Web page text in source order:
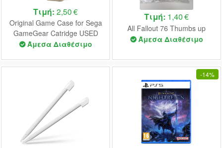
Τιμή: 2,50 €
Original Game Case for Sega
GameGear Catridge USED
(UNBOXED)
Άμεσα Διαθέσιμο
Τιμή: 1,40 €
All Fallout 76 Thumbs up
Άμεσα Διαθέσιμο
-14%